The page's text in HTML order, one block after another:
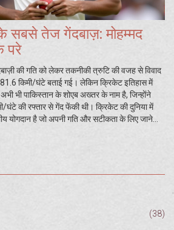
सबसे तेज गेंदबाज़: मोहम्मद
परे
की गति को लेकर तकनीकी त्रुटि की वजह से विवाद
किमी/घंटे बताई गई। लेकिन क्रिकेट इतिहास में
भी पाकिस्तान के शोएब अख्तर के नाम है, जिन्होंने
घंटे की रफ्तार से गेंद फेंकी थी। क्रिकेट की दुनिया में
योगदान है जो अपनी गति और सटीकता के लिए जाने
(38)